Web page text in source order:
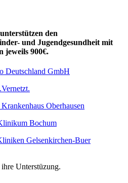
den
und Jugendgesundheit mit
jeweils 900€.
Unterstüzung.